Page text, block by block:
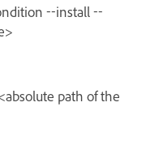
--install --
path of the